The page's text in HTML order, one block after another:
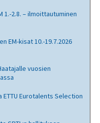
1.-2.8. – ilmoittautuminen
EM-kisat 10.-19.7.2026
vuosien
ETTU Eurotalents Selection